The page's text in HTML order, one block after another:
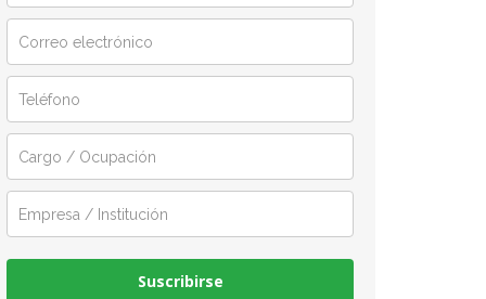
Suscribirse